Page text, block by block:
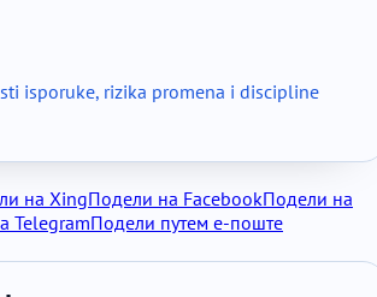
isporuke, rizika promena i discipline
на XingПодели на FacebookПодели на
TelegramПодели путем е-поште